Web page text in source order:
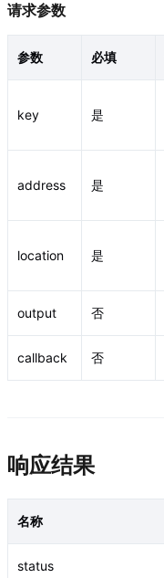
请求参数
参数 必填
key 是
address 是
location 是
output 否
callback 否
响应结果
名称
status